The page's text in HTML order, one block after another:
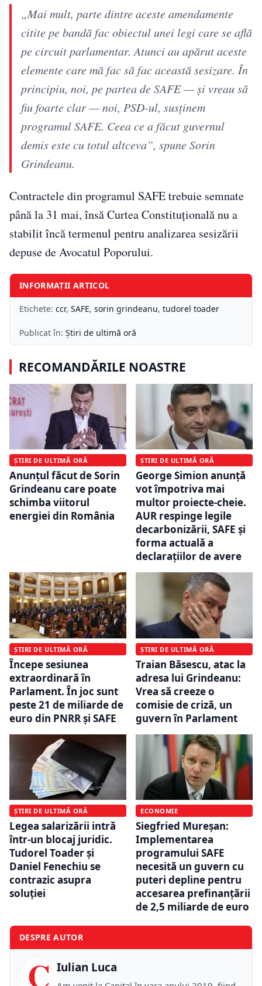
„Mai mult, parte dintre aceste amendamente
citite pe bandă fac obiectul unei legi care se află
pe circuit parlamentar. Atunci au apărut aceste
elemente care mă fac să fac această sesizare. În
principiu, noi, pe partea de SAFE — și vreau să
fiu foarte clar — noi, PSD-ul, susținem
programul SAFE. Ceea ce a făcut guvernul
demis este cu totul altceva”, spune Sorin
Grindeanu.
Contractele din programul SAFE trebuie semnate
până la 31 mai, însă Curtea Constituțională nu a
stabilit încă termenul pentru analizarea sesizării
depuse de Avocatul Poporului.
INFORMAȚII ARTICOL
Etichete: ccr, SAFE, sorin grindeanu, tudorel toader
Publicat în: Știri de ultimă oră
RECOMANDĂRILE NOASTRE
ȘTIRI DE ULTIMĂ ORĂ
Anunțul făcut de Sorin
Grindeanu care poate
schimba viitorul
energiei din România
ȘTIRI DE ULTIMĂ ORĂ
George Simion anunță
vot împotriva mai
multor proiecte-cheie.
AUR respinge legile
decarbonizării, SAFE și
forma actuală a
declarațiilor de avere
ȘTIRI DE ULTIMĂ ORĂ
Începe sesiunea
extraordinară în
Parlament. În joc sunt
peste 21 de miliarde de
euro din PNRR și SAFE
ȘTIRI DE ULTIMĂ ORĂ
Traian Băsescu, atac la
adresa lui Grindeanu:
Vrea să creeze o
comisie de criză, un
guvern în Parlament
ȘTIRI DE ULTIMĂ ORĂ
Legea salarizării intră
într-un blocaj juridic.
Tudorel Toader și
Daniel Fenechiu se
contrazic asupra
soluției
ECONOMIE
Siegfried Mureșan:
Implementarea
programului SAFE
necesită un guvern cu
puteri depline pentru
accesarea prefinanțării
de 2,5 miliarde de euro
DESPRE AUTOR
C Iulian Luca